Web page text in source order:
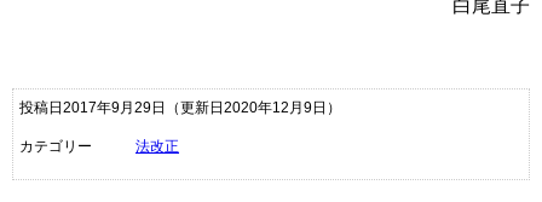
白尾直子
投稿日2017年9月29日 （更新日2020年12月9日）
カテゴリー 法改正